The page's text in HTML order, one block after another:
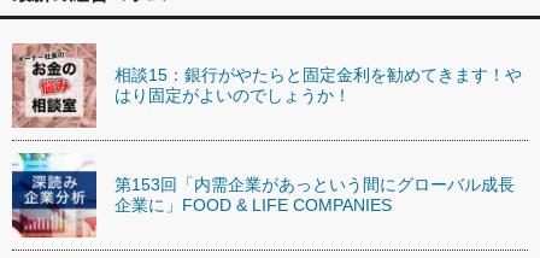
相談15：銀行がやたらと固定金利を勧めてきます！や
はり固定がよいのでしょうか！
第153回「内需企業があっという間にグローバル成長
企業に」FOOD & LIFE COMPANIES